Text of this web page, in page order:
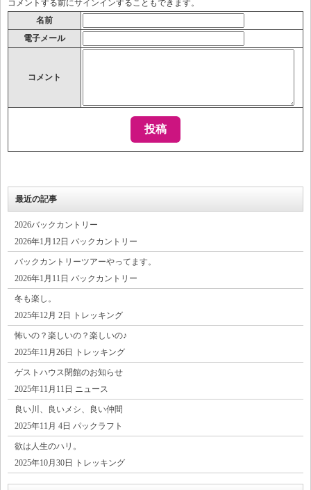
コメントする前にサインインすることもできます。
名前
電子メール
コメント
最近の記事
2026バックカントリー
2026年1月12日 バックカントリー
バックカントリーツアーやってます。
2026年1月11日 バックカントリー
冬も楽し。
2025年12月 2日 トレッキング
怖いの？楽しいの？楽しいの♪
2025年11月26日 トレッキング
ゲストハウス閉館のお知らせ
2025年11月11日 ニュース
良い川、良いメシ、良い仲間
2025年11月 4日 パックラフト
欲は人生のハリ。
2025年10月30日 トレッキング